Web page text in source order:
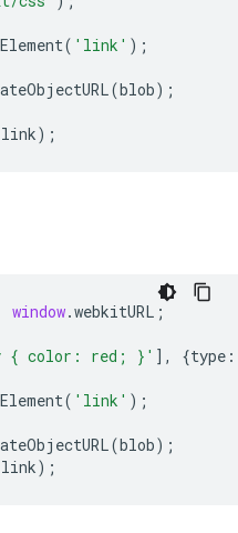
( 'link' );
(blob);
link);
window.webkitURL ;
{ color: red; }' ], {type :
( 'link' );
(blob);
link);